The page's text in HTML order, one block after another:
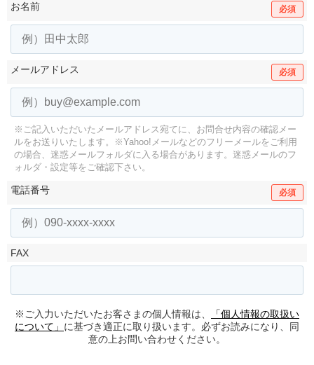
お名前 必須
メールアドレス 必須
※ご記入いただいたメールアドレス宛てに、お問合せ内容の確認メー
ルをお送りいたします。
※Yahoo!メールなどのフリーメールをご利用
の場合、迷惑メールフォルダに入る場合があります。 迷惑メールのフ
ォルダ・設定等をご確認下さい。
電話番号 必須
FAX
※ご入力いただいたお客さまの個人情報は、
「個人情報の取扱い
について」 に基づき適正に取り扱います。必ずお読みになり、同
意の上お問い合わせください。